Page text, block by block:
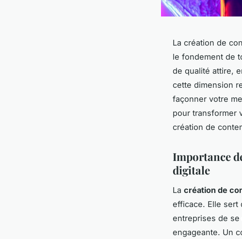
La création de
le fondement de
de qualité attire,
cette dimension
façonner votre
pour transformer
création de
Importance
digitale
La création de
efficace. Elle sert
entreprises de
engageante. Un